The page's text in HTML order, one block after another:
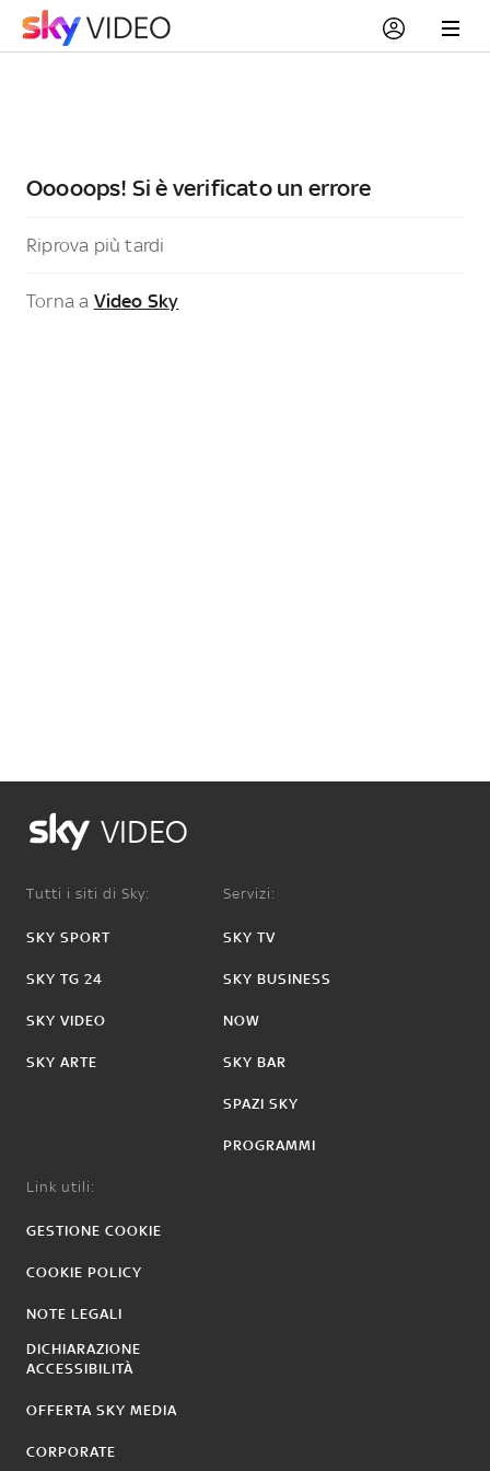
Ooooops! Si è verificato un errore
Riprova più tardi
Torna a Video Sky
VIDEO
Tutti i siti di Sky:
SKY SPORT
SKY TG 24
SKY VIDEO
SKY ARTE
Servizi:
SKY TV
SKY BUSINESS
NOW
SKY BAR
SPAZI SKY
PROGRAMMI
Link utili:
GESTIONE COOKIE
COOKIE POLICY
NOTE LEGALI
DICHIARAZIONE
ACCESSIBILITÀ
OFFERTA SKY MEDIA
CORPORATE